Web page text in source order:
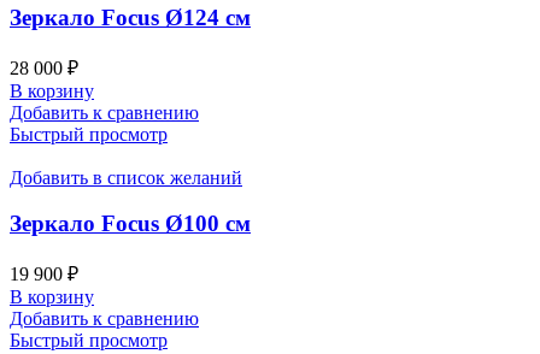
Зеркало Focus Ø124 см
28 000 ₽
В корзину
Добавить к сравнению
Быстрый просмотр
Добавить в список желаний
Зеркало Focus Ø100 см
19 900 ₽
В корзину
Добавить к сравнению
Быстрый просмотр